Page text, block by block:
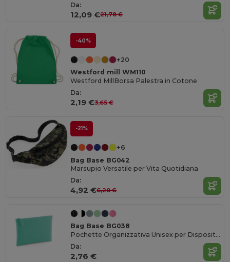
Da:
12,09 €21,78 €
-40%
+20
Westford mill WM110
Westford MillBorsa Palestra in Cotone
Da:
2,19 €3,65 €
-21%
+6
Bag Base BG042
Marsupio Versatile per Vita Quotidiana
Da:
4,92 €6,20 €
Bag Base BG038
Pochette Organizzativa Unisex per Dispositivi Portatili
Da:
2,76 €